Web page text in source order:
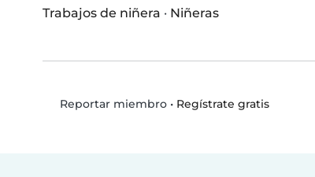
Trabajos de niñera · Niñeras
Reportar miembro• Regístrate gratis